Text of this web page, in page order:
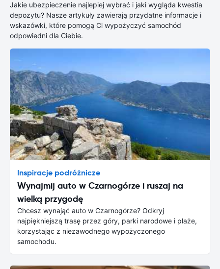
Jakie ubezpieczenie najlepiej wybrać i jaki wygląda kwestia
depozytu? Nasze artykuły zawierają przydatne informacje i
wskazówki, które pomogą Ci wypożyczyć samochód
odpowiedni dla Ciebie.
Inspiracje podróżnicze
Wynajmij auto w Czarnogórze i ruszaj na
wielką przygodę
Chcesz wynająć auto w Czarnogórze? Odkryj
najpiękniejszą trasę przez góry, parki narodowe i plaże,
korzystając z niezawodnego wypożyczonego
samochodu.